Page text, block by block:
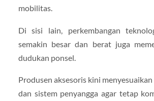
mobilitas.
Di sisi lain, perkembangan
semakin besar dan berat juga
dudukan ponsel.
Produsen aksesoris kini
dan sistem penyangga agar tetap